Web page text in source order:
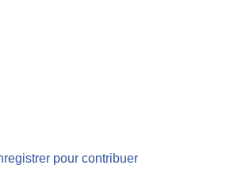
pour contribuer